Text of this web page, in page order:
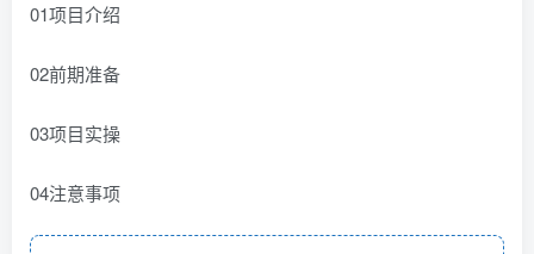
01项目介绍
02前期准备
03项目实操
04注意事项